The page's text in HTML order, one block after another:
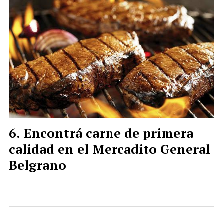
Encontrá carne de primera
calidad en el Mercadito General
Belgrano